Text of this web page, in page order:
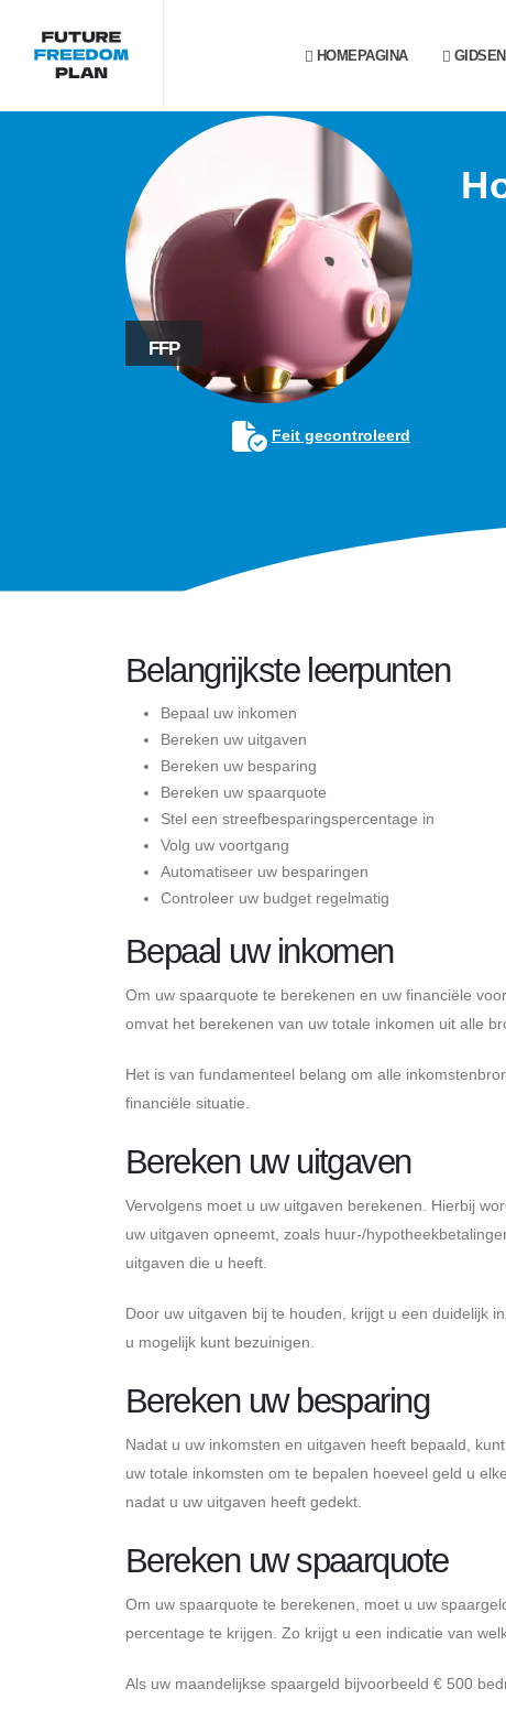
HOMEPAGINA GIDSEN
FFP
Feit gecontroleerd
Belangrijkste leerpunten
Bepaal uw inkomen
Bereken uw uitgaven
Bereken uw besparing
Bereken uw spaarquote
Stel een streefbesparingspercentage in
Volg uw voortgang
Automatiseer uw besparingen
Controleer uw budget regelmatig
Bepaal uw inkomen
Om uw spaarquote te berekenen en uw financiële
omvat het berekenen van uw totale inkomen uit alle
Het is van fundamenteel belang om alle
financiële situatie.
Bereken uw uitgaven
Vervolgens moet u uw uitgaven berekenen. Hierbij
uw uitgaven opneemt, zoals huur-/
uitgaven die u heeft.
Door uw uitgaven bij te houden, krijgt u een duidelijk
u mogelijk kunt bezuinigen.
Bereken uw besparing
Nadat u uw inkomsten en uitgaven heeft bepaald,
uw totale inkomsten om te bepalen hoeveel geld u
nadat u uw uitgaven heeft gedekt.
Bereken uw spaarquote
Om uw spaarquote te berekenen, moet u uw
percentage te krijgen. Zo krijgt u een indicatie van
Als uw maandelijkse spaargeld bijvoorbeeld € 500